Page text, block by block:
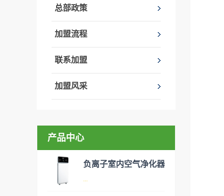
总部政策
加盟流程
联系加盟
加盟风采
产品中心
负离子室内空气净化器
...